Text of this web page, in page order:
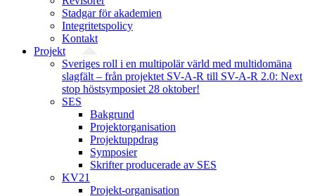
Stadgar för akademien
Integritetspolicy
Kontakt
Projekt
Sveriges roll i en multipolär värld med multidomäna
slagfält – från projektet SV-A-R till SV-A-R 2.0: Next
stop höstsymposiet 28 oktober!
SES
Bakgrund
Projekt­organisation
Projektuppdrag
Symposier
Skrifter producerade av SES
KV21
Projekt-organisation